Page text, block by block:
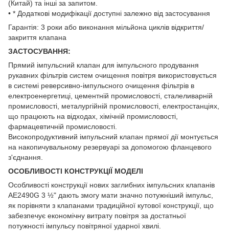
(Китай) та інші за запитом.
• * Додаткові модифікації доступні залежно від застосування
Гарантія: 3 роки або виконання мільйона циклів відкриття/
закриття клапана
ЗАСТОСУВАННЯ:
Прямий імпульсний клапан для імпульсного продування
рукавних фільтрів систем очищення повітря використовується
в системі реверсивно-імпульсного очищення фільтрів в
електроенергетиці, цементній промисловості, сталеливарній
промисловості, металургійній промисловості, електростанціях,
що працюють на відходах, хімічній промисловості,
фармацевтичній промисловості.
Високопродуктивний імпульсний клапан прямої дії монтується
на накопичувальному резервуарі за допомогою фланцевого
з'єднання.
ОСОБЛИВОСТІ КОНСТРУКЦІЇ МОДЕЛІ
Особливості конструкції нових заглибних імпульсних клапанів
AE2490G 3 ½" дають змогу мати значно потужніший імпульс,
як порівняти з клапанами традиційної кутової конструкції, що
забезпечує економічну витрату повітря за достатньої
потужності імпульсу повітряної ударної хвилі.